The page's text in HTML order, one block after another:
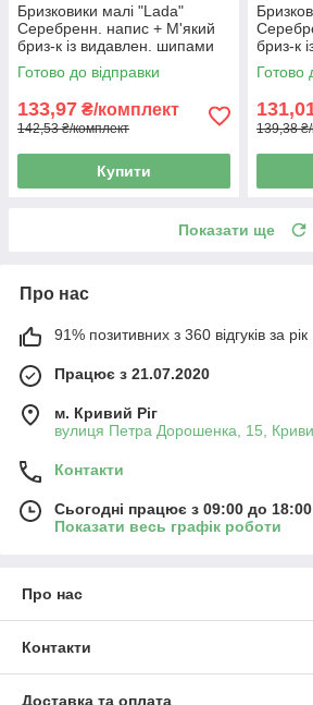
Бризковики малі "Lada"
Серебренн. напис + М'який
бриз-к із видавлен. шипами
"Елегант"(2шт)
Готово до відправки
133,97 ₴/комплект
142,53 ₴/комплект
Купити
бриз-к
Готово
139,38
Показати ще
Про нас
91% позитивних з 360 відгуків за рік
Працює з 21.07.2020
м. Кривий Ріг
вулиця Петра Дорошенка, 15,
Контакти
Сьогодні працює з 09:00 до 18:00
Показати весь графік роботи
Про нас
Контакти
Доставка та оплата